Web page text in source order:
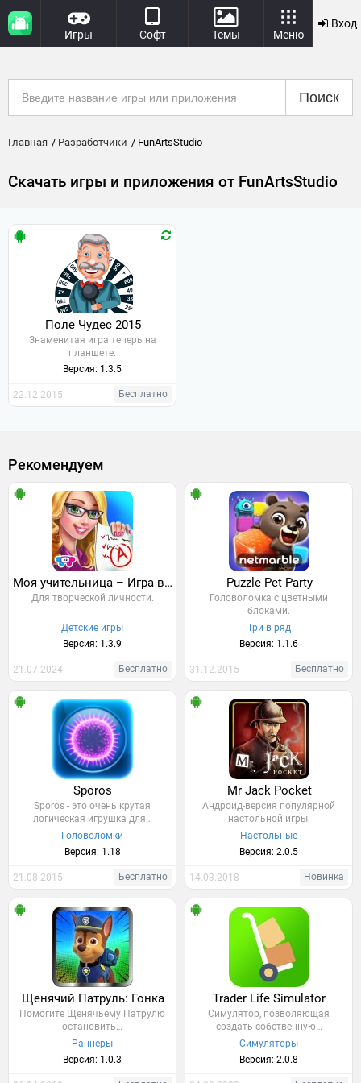
Игры Софт Темы Меню
Вход
Поиск
Главная Разработчики FunArtsStudio
Скачать игры и приложения от FunArtsStudio
Поле Чудес 2015
Знаменитая игра теперь на
планшете.
Версия: 1.3.5
22.12.2015 Бесплатно
Рекомендуем
Моя учительница – Игра в школу
Для творческой личности.
Детские игры
Версия: 1.3.9
21.07.2024 Бесплатно
Puzzle Pet Party
Головоломка с цветными
блоками.
Три в ряд
Версия: 1.1.6
31.12.2015 Бесплатно
Sporos
Sporos - это очень крутая
логическая игрушка для…
Головоломки
Версия: 1.18
21.08.2015 Бесплатно
Mr Jack Pocket
Андроид-версия популярной
настольной игры.
Настольные
Версия: 2.0.5
14.03.2018 Новинка
Щенячий Патруль: Гонка
Помогите Щенячьему Патрулю
остановить…
Раннеры
Версия: 1.0.3
Trader Life Simulator
Симулятор, позволяющая
создать собственную…
Симуляторы
Версия: 2.0.8